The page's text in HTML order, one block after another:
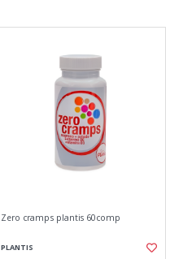
Zero cramps plantis 60comp
PLANTIS